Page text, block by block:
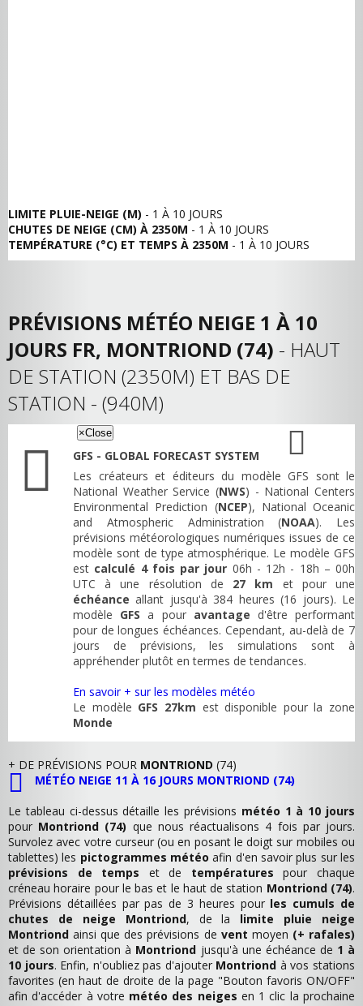
LIMITE PLUIE-NEIGE (M) - 1 À 10 JOURS
CHUTES DE NEIGE (CM) À 2350M - 1 À 10 JOURS
TEMPÉRATURE (°C) ET TEMPS À 2350M - 1 À 10 JOURS
PRÉVISIONS MÉTÉO NEIGE 1 À 10
JOURS FR, MONTRIOND (74) - HAUT
DE STATION (2350M) ET BAS DE
STATION - (940M)
×Close
GFS - GLOBAL FORECAST SYSTEM
Les créateurs et éditeurs du modèle GFS sont le
National Weather Service (NWS) - National Centers
Environmental Prediction (NCEP), National Oceanic
and Atmospheric Administration (NOAA). Les
prévisions météorologiques numériques issues de ce
modèle sont de type atmosphérique. Le modèle GFS
est calculé 4 fois par jour 06h - 12h - 18h – 00h
UTC à une résolution de 27 km et pour une
échéance allant jusqu'à 384 heures (16 jours). Le
modèle GFS a pour avantage d'être performant
pour de longues échéances. Cependant, au-delà de 7
jours de prévisions, les simulations sont à
appréhender plutôt en termes de tendances.
En savoir + sur les modèles météo
Le modèle GFS 27km est disponible pour la zone
Monde
+ DE PRÉVISIONS POUR MONTRIOND (74)
MÉTÉO NEIGE 11 À 16 JOURS MONTRIOND (74)
Le tableau ci-dessus détaille les prévisions météo 1 à 10 jours
pour Montriond (74) que nous réactualisons 4 fois par jours.
Survolez avec votre curseur (ou en posant le doigt sur mobiles ou
tablettes) les pictogrammes météo afin d'en savoir plus sur les
prévisions de temps et de températures pour chaque
créneau horaire pour le bas et le haut de station Montriond (74).
Prévisions détaillées par pas de 3 heures pour les cumuls de
chutes de neige Montriond, de la limite pluie neige
Montriond ainsi que des prévisions de vent moyen (+ rafales)
et de son orientation à Montriond jusqu'à une échéance de 1 à
10 jours. Enfin, n'oubliez pas d'ajouter Montriond à vos stations
favorites (en haut de droite de la page "Bouton favoris ON/OFF"
afin d'accéder à votre météo des neiges en 1 clic la prochaine